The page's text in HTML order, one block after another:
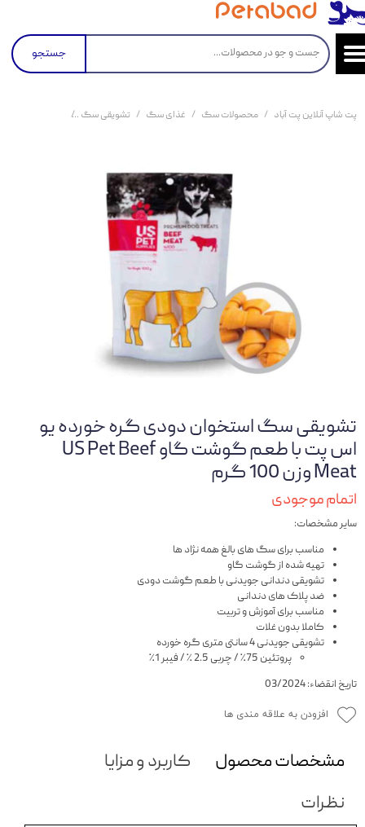
جستجو
پت شاپ آنلاین پت آباد محصولات سگ غذای سگ تشویقی سگ
تشویقی سگ استخوان دودی گره خورده یو
اس پت با طعم گوشت گاو US Pet Beef
Meat وزن 100 گرم
اتمام موجودی
سایر مشخصات:
مناسب برای سگ های بالغ همه نژاد ها
تهیه شده از گوشت گاو
تشویقی دندانی جویدنی با طعم گوشت دودی
ضد پلاک های دندانی
مناسب برای آموزش و تربیت
کاملا بدون غلات
تشویقی جویدنی 4 سانتی متری گره خورده
پروتئین 75٪ / چربی 2.5 ٪‌ / فیبر 1٪
تاریخ انقضاء: 03/2024
افزودن به علاقه مندی ها
مشخصات محصول
کاربرد و مزایا
نظرات